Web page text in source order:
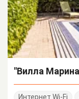
"Вилла
Интернет Wi-Fi